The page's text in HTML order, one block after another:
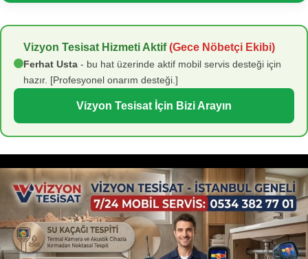
Vizyon Tesisat Hizmeti Aktif(Gece Nöbetçi Ekibi)
Ferhat Usta - bu hat üzerinde aktif mobil servis desteği için
hazır. [Profesyonel onarım desteği.]
Vizyon Tesisat İçin Bizi Arayın